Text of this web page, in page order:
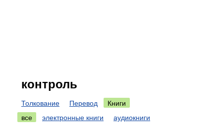
контроль
Толкование Перевод
Книги
все
электронные книги аудиокниги